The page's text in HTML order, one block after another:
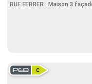
RUE FERRER : Maison 3